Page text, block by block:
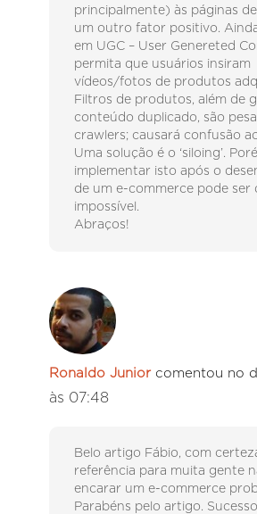
principalmente) às páginas
um outro fator positivo.
em UGC – User Genereted
permita que usuários insiram
vídeos/fotos de produtos
Filtros de produtos, além de
conteúdo duplicado, são
crawlers; causará confusão
Uma solução é o ‘siloing’.
implementar isto após o
de um e-commerce pode ser
impossível.
Abraços!
Ronaldo Junior comentou no
às 07:48
Belo artigo Fábio, com
referência para muita gente
encarar um e-commerce
Parabéns pelo artigo.